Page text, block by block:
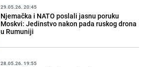
29.05.26. 20:45
Njemačka i NATO poslali jasnu poruku
Moskvi: Jedinstvo nakon pada ruskog drona
u Rumuniji
28.05.26. 19:55